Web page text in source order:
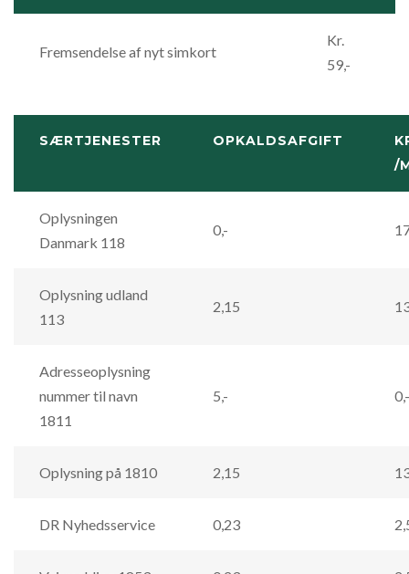
Fremsendelse af nyt simkort
Kr.
59,-
SÆRTJENESTER OPKALDSAFGIFT
/
Oplysningen
Danmark 118
0,-
Oplysning udland
113
2,15
Adresseoplysning
nummer til navn
1811
5,- 0,-
Oplysning på 1810 2,15
DR Nyhedsservice 0,23